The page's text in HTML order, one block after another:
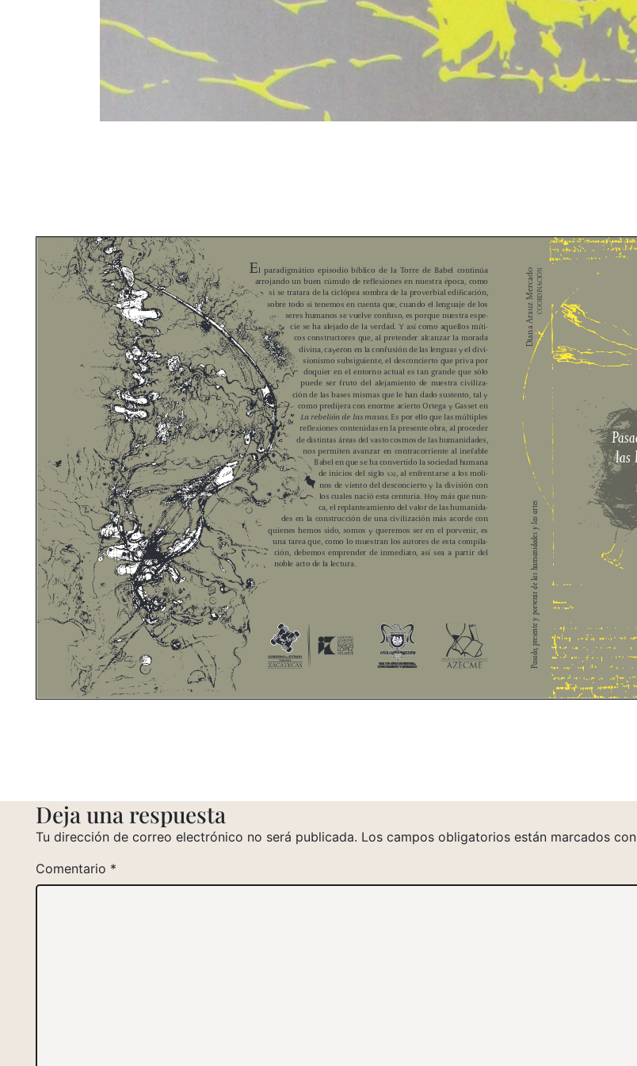
Deja una respuesta
Tu dirección de correo electrónico no será publicada. Los campos obligatorios están marcados con
Comentario *